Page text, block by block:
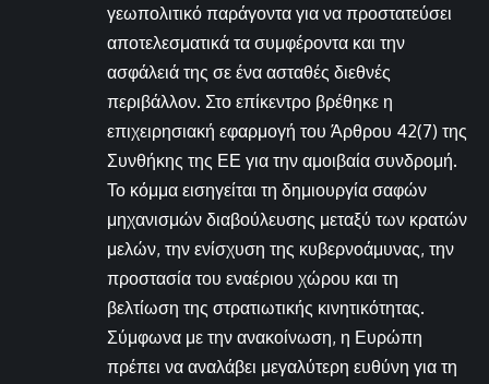
γεωπολιτικό παράγοντα για να προστατεύσει
αποτελεσματικά τα συμφέροντα και την
ασφάλειά της σε ένα ασταθές διεθνές
περιβάλλον. Στο επίκεντρο βρέθηκε η
επιχειρησιακή εφαρμογή του Άρθρου 42(7) της
Συνθήκης της ΕΕ για την αμοιβαία συνδρομή.
Το κόμμα εισηγείται τη δημιουργία σαφών
μηχανισμών διαβούλευσης μεταξύ των κρατών
μελών, την ενίσχυση της κυβερνοάμυνας, την
προστασία του εναέριου χώρου και τη
βελτίωση της στρατιωτικής κινητικότητας.
Σύμφωνα με την ανακοίνωση, η Ευρώπη
πρέπει να αναλάβει μεγαλύτερη ευθύνη για τη